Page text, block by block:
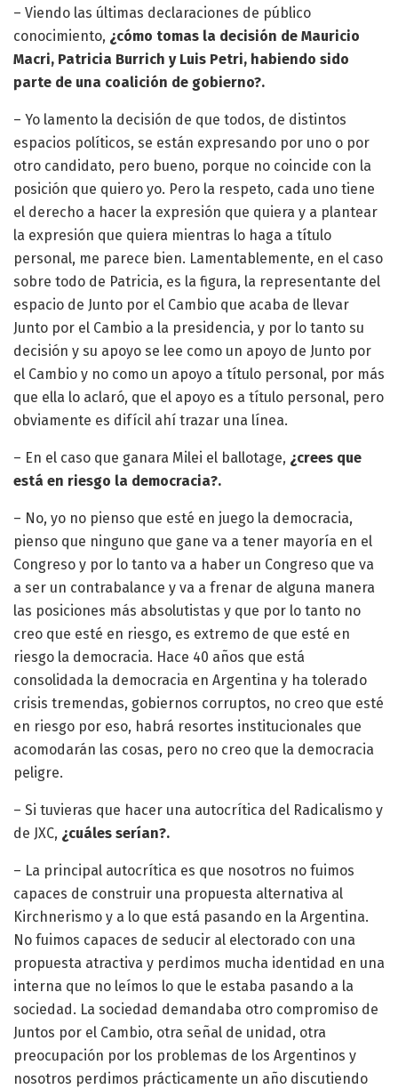
– Viendo las últimas declaraciones de público
conocimiento, ¿cómo tomas la decisión de Mauricio
Macri, Patricia Burrich y Luis Petri, habiendo sido
parte de una coalición de gobierno?.
– Yo lamento la decisión de que todos, de distintos
espacios políticos, se están expresando por uno o por
otro candidato, pero bueno, porque no coincide con la
posición que quiero yo. Pero la respeto, cada uno tiene
el derecho a hacer la expresión que quiera y a plantear
la expresión que quiera mientras lo haga a título
personal, me parece bien. Lamentablemente, en el caso
sobre todo de Patricia, es la figura, la representante del
espacio de Junto por el Cambio que acaba de llevar
Junto por el Cambio a la presidencia, y por lo tanto su
decisión y su apoyo se lee como un apoyo de Junto por
el Cambio y no como un apoyo a título personal, por más
que ella lo aclaró, que el apoyo es a título personal, pero
obviamente es difícil ahí trazar una línea.
– En el caso que ganara Milei el ballotage, ¿crees que
está en riesgo la democracia?.
– No, yo no pienso que esté en juego la democracia,
pienso que ninguno que gane va a tener mayoría en el
Congreso y por lo tanto va a haber un Congreso que va
a ser un contrabalance y va a frenar de alguna manera
las posiciones más absolutistas y que por lo tanto no
creo que esté en riesgo, es extremo de que esté en
riesgo la democracia. Hace 40 años que está
consolidada la democracia en Argentina y ha tolerado
crisis tremendas, gobiernos corruptos, no creo que esté
en riesgo por eso, habrá resortes institucionales que
acomodarán las cosas, pero no creo que la democracia
peligre.
– Si tuvieras que hacer una autocrítica del Radicalismo y
de JXC, ¿cuáles serían?.
– La principal autocrítica es que nosotros no fuimos
capaces de construir una propuesta alternativa al
Kirchnerismo y a lo que está pasando en la Argentina.
No fuimos capaces de seducir al electorado con una
propuesta atractiva y perdimos mucha identidad en una
interna que no leímos lo que le estaba pasando a la
sociedad. La sociedad demandaba otro compromiso de
Juntos por el Cambio, otra señal de unidad, otra
preocupación por los problemas de los Argentinos y
nosotros perdimos prácticamente un año discutiendo